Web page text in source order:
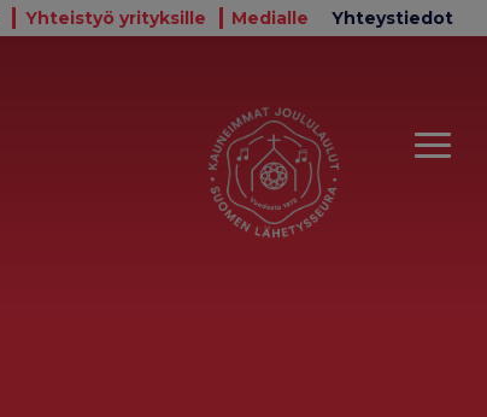
Yhteistyö yrityksille Medialle Yhteystiedot